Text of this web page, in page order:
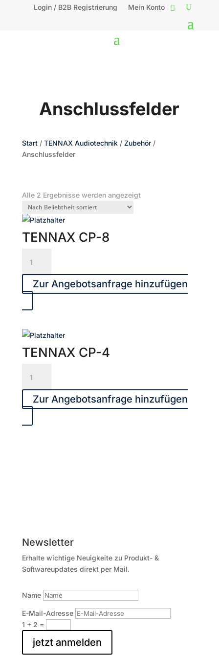
Login / B2B Registrierung Mein Konto
Anschlussfelder
Start/ TENNAX Audiotechnik/ Zubehör/
Anschlussfelder
Alle 2 Ergebnisse werden angezeigtNach
TENNAX CP-8
CP-
Menge
Zur Angebotsanfrage hinzufügen
TENNAX CP-4
CP-
Menge
Zur Angebotsanfrage hinzufügen
Newsletter
Erhalte wichtige Neuigkeite zu Produkt- &
Softwareupdates direkt per Mail.
Name
E-Mail-Adresse
1 + 2 =
jetzt anmelden